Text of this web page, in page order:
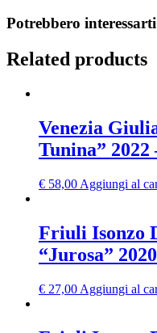
Potrebbero
Related products
Venezia
Tunina” 2022
€ 58,00 Aggiungi al
Friuli Isonzo
“Jurosa”
€ 27,00 Aggiungi al